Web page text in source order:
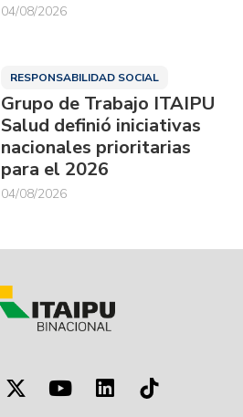
04/08/2026
RESPONSABILIDAD SOCIAL
Grupo de Trabajo ITAIPU
Salud definió iniciativas
nacionales prioritarias
para el 2026
04/08/2026